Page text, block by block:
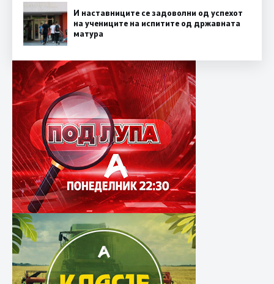
И наставниците се задоволни од успехот
на учениците на испитите од државната
матура